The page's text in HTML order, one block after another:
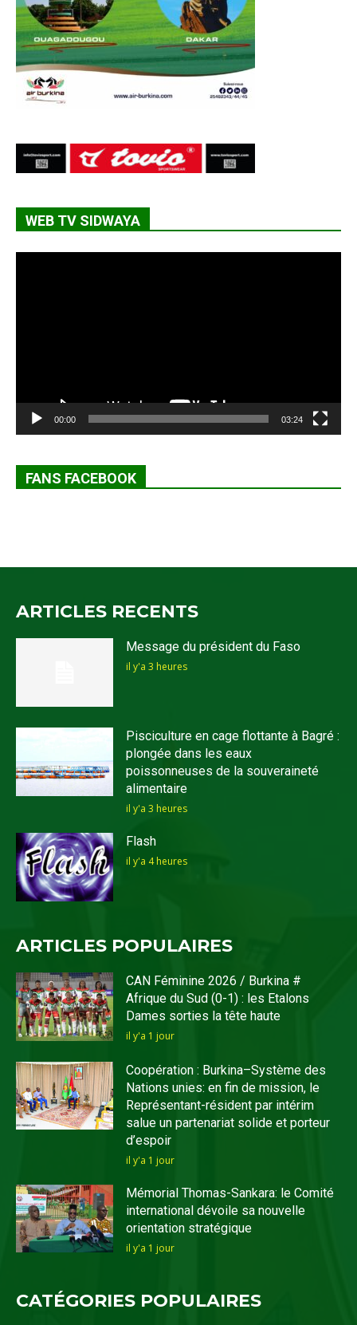
WEB TV SIDWAYA
00:00 03:24
FANS FACEBOOK
ARTICLES RECENTS
Message du président du Faso
il y'a 3 heures
Pisciculture en cage flottante à Bagré :
plongée dans les eaux
poissonneuses de la souveraineté
alimentaire
il y'a 3 heures
Flash
il y'a 4 heures
ARTICLES POPULAIRES
CAN Féminine 2026 / Burkina #
Afrique du Sud (0-1) : les Etalons
Dames sorties la tête haute
il y'a 1 jour
Coopération : Burkina–Système des
Nations unies: en fin de mission, le
Représentant-résident par intérim
salue un partenariat solide et porteur
d’espoir
il y'a 1 jour
Mémorial Thomas-Sankara: le Comité
international dévoile sa nouvelle
orientation stratégique
il y'a 1 jour
CATÉGORIES POPULAIRES